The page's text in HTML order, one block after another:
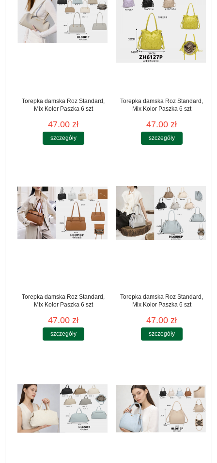
Torepka damska Roz Standard,
Mix Kolor Paszka 6 szt
47.00 zł
szczegóły
Torepka damska Roz Standard,
Mix Kolor Paszka 6 szt
47.00 zł
szczegóły
Torepka damska Roz Standard,
Mix Kolor Paszka 6 szt
47.00 zł
szczegóły
Torepka damska Roz Standard,
Mix Kolor Paszka 6 szt
47.00 zł
szczegóły